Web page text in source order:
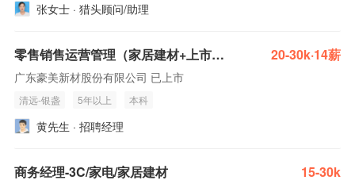
张女士 · 猎头顾问/助理
零售销售运营管理（家居建材+上市公司+提供食宿） 20-30k·14薪
广东豪美新材股份有限公司 已上市
清远-银盏 5年以上 本科
黄先生 · 招聘经理
商务经理-3C/家电/家居建材 15-30k